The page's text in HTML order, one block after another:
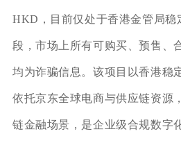
HKD，目前仅处于香港金管局稳
段，市场上所有可购买、预售、
均为诈骗信息。该项目以香港稳
依托京东全球电商与供应链资源
链金融场景，是企业级合规数字